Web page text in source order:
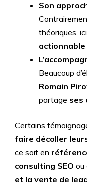
Son
théoriques,
Beaucoup
Romain
partage ses
Certains
faire décoller
ce soit en
consulting SEO ou
et la vente de